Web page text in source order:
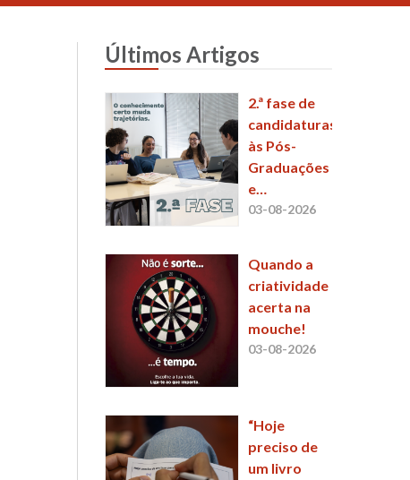
Últimos Artigos
2.ª fase de
candidaturas
às Pós-
Graduações
e
Mestrados
decorrer
03-08-2026
Quando a
criatividade
acerta na
mouche!
03-08-2026
“Hoje
preciso de
um livro